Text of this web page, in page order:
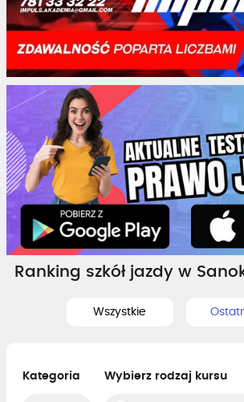
Ranking szkół jazdy w
Wszystkie
Kategoria Wybierz rodzaj kursu